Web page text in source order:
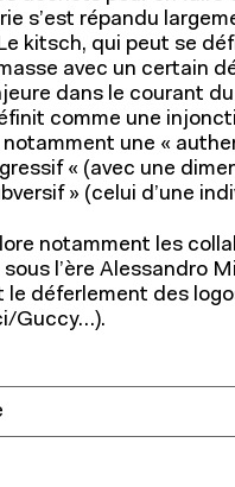
s’est répandu
kitsch, qui peut se
avec un certain
dans le courant
comme une
une «
« (avec une
» (celui d’une
notamment les
l’ère Alessandro
le déferlement des
Guccy…).